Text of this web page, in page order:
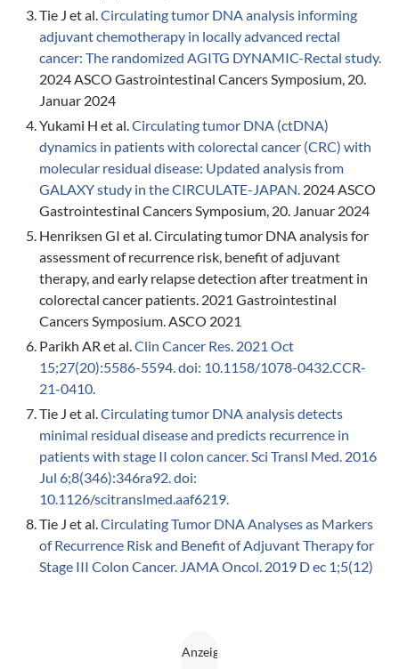
Tie J et al. Circulating tumor DNA analysis informing
adjuvant chemotherapy in locally advanced rectal
cancer: The randomized AGITG DYNAMIC-Rectal study.
2024 ASCO Gastrointestinal Cancers Symposium, 20.
Januar 2024
Yukami H et al. Circulating tumor DNA (ctDNA)
dynamics in patients with colorectal cancer (CRC) with
molecular residual disease: Updated analysis from
GALAXY study in the CIRCULATE-JAPAN. 2024 ASCO
Gastrointestinal Cancers Symposium, 20. Januar 2024
Henriksen GI et al. Circulating tumor DNA analysis for
assessment of recurrence risk, benefit of adjuvant
therapy, and early relapse detection after treatment in
colorectal cancer patients. 2021 Gastrointestinal
Cancers Symposium. ASCO 2021
Parikh AR et al. Clin Cancer Res. 2021 Oct
15;27(20):5586-5594. doi: 10.1158/1078-0432.CCR-
21-0410.
Tie J et al. Circulating tumor DNA analysis detects
minimal residual disease and predicts recurrence in
patients with stage II colon cancer. Sci Transl Med. 2016
Jul 6;8(346):346ra92. doi:
10.1126/scitranslmed.aaf6219.
Tie J et al. Circulating Tumor DNA Analyses as Markers
of Recurrence Risk and Benefit of Adjuvant Therapy for
Stage III Colon Cancer. JAMA Oncol. 2019 D ec 1;5(12)